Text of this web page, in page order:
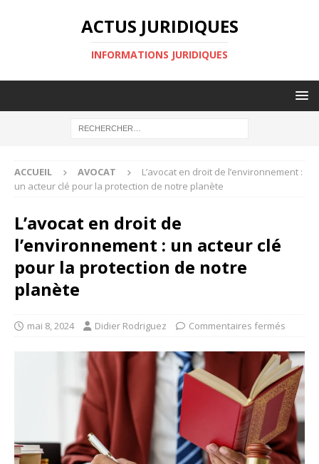
ACTUS JURIDIQUES
INFORMATIONS JURIDIQUES
ACCUEIL AVOCAT
L’avocat en droit de l’environnement :
un acteur clé pour la protection de notre planète
L’avocat en droit de
l’environnement : un acteur clé
pour la protection de notre
planète
mai 8, 2024 Didier Rodriguez Commentaires fermés